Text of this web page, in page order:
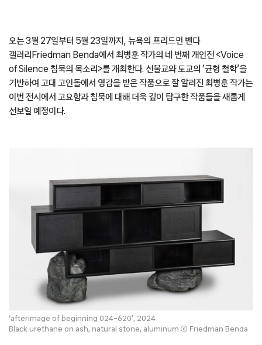
오는 3월 27일부터 5월 23일까지, 뉴욕의 프리드먼 벤다
갤러리Friedman Benda에서 최병훈 작가의 네 번째 개인전 <Voice
of Silence 침묵의 목소리>를 개최한다. 선불교와 도교의 ‘균형 철학’을
기반하여 고대 고인돌에서 영감을 받은 작품으로 잘 알려진 최병훈 작가는
이번 전시에서 고요함과 침묵에 대해 더욱 깊이 탐구한 작품들을 새롭게
선보일 예정이다.
‘afterimage of beginning 024-620’, 2024
Black urethane on ash, natural stone, aluminum ⓒ Friedman Benda